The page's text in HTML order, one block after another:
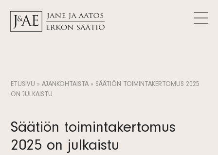
Logot
Yhteystiedot
Tutki avustuksia
AJANKOHTAISTA
SV
ETUSIVU »AJANKOHTAISTA » SÄÄTIÖN TOIMINTAKERTOMUS 2025
ON JULKAISTU
Säätiön toimintakertomus
2025 on julkaistu